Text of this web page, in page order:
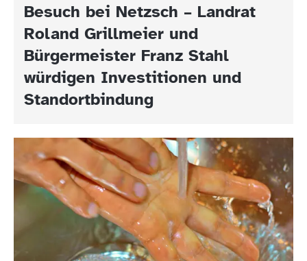
Besuch bei Netzsch – Landrat
Roland Grillmeier und
Bürgermeister Franz Stahl
würdigen Investitionen und
Standortbindung